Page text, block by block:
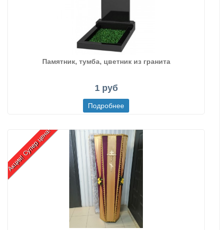
Памятник, тумба, цветник из гранита
1 руб
Акция! Супер цена!